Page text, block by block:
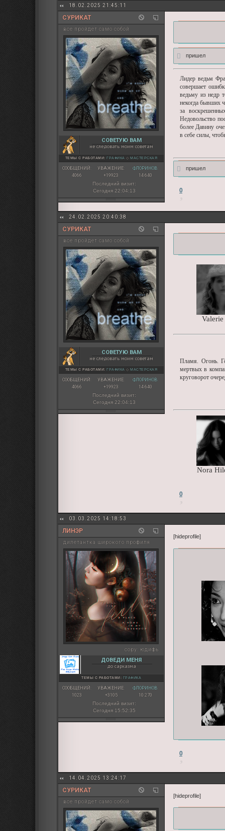
18.02.2025 21:45:11
СУРИКАТ
все пройдет само собой
СОВЕТУЮ ВАМ
не следовать моим советам
ТЕМЫ С РАБОТАМИ:ГРАФИКА ◇МАСТЕРСКАЯ
СООБЩЕНИЙ:
4066
УВАЖЕНИЕ:
+19923
ФЛОРИНОВ:
14 640
Последний визит:
Сегодня 22:04:13
пришел
Лидер ведьм
совершает
ведьму из недр
некогда бывших
за
Недовольство
более Давину
в себе силы,
пришел
0
24.02.2025 20:40:38
СУРИКАТ
все пройдет само собой
СОВЕТУЮ ВАМ
не следовать моим советам
ТЕМЫ С РАБОТАМИ: ГРАФИКА ◇ МАСТЕРСКАЯ
СООБЩЕНИЙ:
4066
УВАЖЕНИЕ:
+19923
ФЛОРИНОВ:
14 640
Последний визит:
Сегодня 22:04:13
Пламя. Огонь.
мертвых в
круговорот
Nora
0
03.03.2025 14:18:53
ЛИНЭР
дилетантка широкого профиля
copy: юдифь
ДОВЕДИ МЕНЯ
до сарказма
ТЕМЫ С РАБОТАМИ: ГРАФИКА
СООБЩЕНИЙ:
1023
УВАЖЕНИЕ:
+3105
ФЛОРИНОВ:
10 270
Последний визит:
Сегодня 15:52:35
[hideprofile]
0
14.04.2025 13:24:17
СУРИКАТ
все пройдет само собой
[hideprofile]